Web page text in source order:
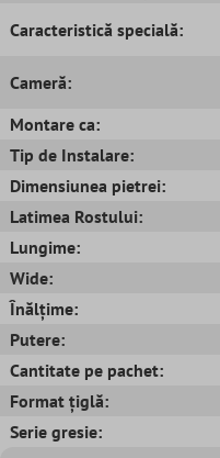
Caracteristică specială:
Cameră:
Montare ca:
Tip de Instalare:
Dimensiunea pietrei:
Latimea Rostului:
Lungime:
Wide:
Înălțime:
Putere:
Cantitate pe pachet:
Format țiglă:
Serie gresie: